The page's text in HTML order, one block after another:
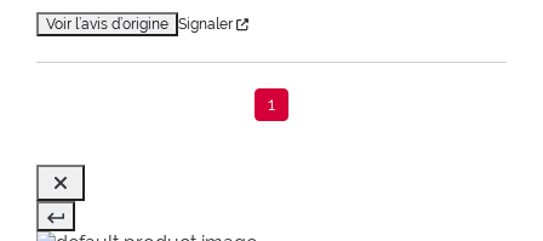
Voir l’avis d’origine Signaler
1